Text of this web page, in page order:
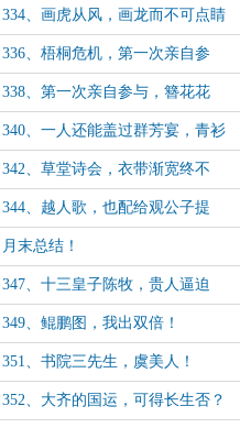
334、画虎从风，画龙而不可点睛
336、梧桐危机，第一次亲自参
与！
338、第一次亲自参与，簪花花
魁！
340、一人还能盖过群芳宴，青衫
湿？（第一更）
342、草堂诗会，衣带渐宽终不
悔！
344、越人歌，也配给观公子提
鞋！
月末总结！
347、十三皇子陈牧，贵人逼迫
349、鲲鹏图，我出双倍！
351、书院三先生，虞美人！
352、大齐的国运，可得长生否？